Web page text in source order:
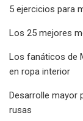
5 ejercicios para
Los 25 mejores
Los fanáticos de
en ropa interior
Desarrolle mayor
rusas